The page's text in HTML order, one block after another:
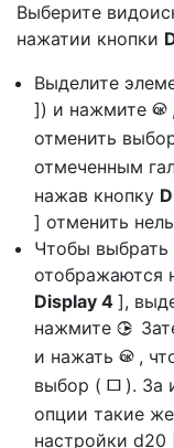
Выберите
нажатии кнопки
Выделите
]) и нажмите J
отменить
отмеченным
нажав кнопку
] отменить
Чтобы
отображаются
Display 4 ],
нажмите 2
и нажать J ,
выбор ( U ). За
опции такие
настройки d20